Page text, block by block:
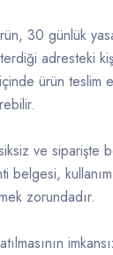
30 günlük
adresteki
ürün teslim
ve siparişte
belgesi,
zorundadır.